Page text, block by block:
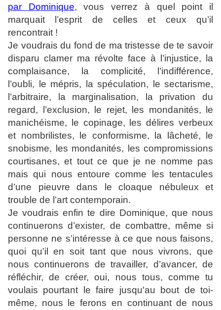
par Dominique, vous verrez à quel point il
marquait l’esprit de celles et ceux qu’il
rencontrait !
Je voudrais du fond de ma tristesse de te savoir
disparu clamer ma révolte face à l’injustice, la
complaisance, la complicité, l’indifférence,
l’oubli, le mépris, la spéculation, le sectarisme,
l’arbitraire, la marginalisation, la privation du
regard, l’exclusion, le rejet, les mondanités, le
manichéisme, le copinage, les délires verbeux
et nombrilistes, le conformisme, la lâcheté, le
snobisme, les mondanités, les compromissions
courtisanes, et tout ce que je ne nomme pas
mais qui nous entoure comme les tentacules
d’une pieuvre dans le cloaque nébuleux et
trouble de l’art contemporain.
Je voudrais enfin te dire Dominique, que nous
continuerons d’exister, de combattre, même si
personne ne s’intéresse à ce que nous faisons,
quoi qu’il en soit tant que nous vivrons, que
nous continuerons de travailler, d’avancer, de
réfléchir, de créer, oui, nous tous, comme tu
voulais pourtant le faire jusqu'au bout de toi-
même, nous le ferons en continuant de nous